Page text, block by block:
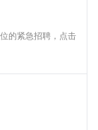
的紧急招聘，点击